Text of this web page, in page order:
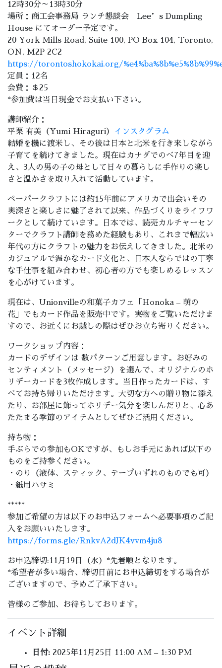
12時30分～13時30分
場所：商工会事務局 ランチ懇談会 Lee’s Dumpling
House にてオーダー予定です。
20 York Mills Road, Suite 100, PO Box 104, Toronto,
ON, M2P 2C2
https://torontoshokokai.org/
定員：12名
会費：＄25
*参加費は当日現金でお支払い下さい。
講師紹介：
平栗 有美（Yumi Hiraguri）
インスタグラム
結婚を機に渡米し、その後は日本と北米を行き来しながら
子育てを続けてきました。現在はカナダでのべ7年目を迎
え、3人の男の子の母として日々の暮らしに手作りの楽し
さと温かさを取り入れて活動しています。
ペーパークラフトには約15年前にアメリカで出会いその
奥深さと楽しさに魅了されて以来、作品づくりをライフワ
ークとして続けています。日本では、読売カルチャーセン
ターでクラフト講師を務めた経験もあり、これまで幅広い
年代の方にクラフトの魅力をお伝えしてきました。北米の
カジュアルで温かなカード文化と、日本人ならではの丁寧
な手仕事を組み合わせ、初心者の方でも楽しめるレッスン
を心がけています。
現在は、Unionvilleの和菓子カフェ「Honoka – 萌の
花」でもカード作品を販売中です。実物をご覧いただけま
すので、お近くにお越しの際はぜひお立ち寄りください。
ワークショップ内容：
カードのデザインは 数パターンご用意します。お好みの
センティメント（メッセージ）を選んで、オリジナルのホ
リデーカードを3枚作成します。当日作ったカードは、す
べてお持ち帰りいただけます。大切な方への贈り物に添え
たり、お部屋に飾ってホリデー気分を楽しんだりと、心あ
たたまる季節のアイテムとしてぜひご活用ください。
持ち物：
手ぶらでの参加もOKですが、もしお手元にあれば以下の
ものをご持参ください。
・のり（液体、スティック、テープいずれのものでも可）
・紙用ハサミ
*****
参加ご希望の方は以下のお申込フォームへ必要事項のご記
入をお願いいたします。
https://forms.gle/RnkvA2dJK4vvm4ju8
お申込締切:11月19日（水）*先着順となります。
*希望者が多い場合、締切日前にお申込締切をする場合が
ございますので、予めご了承下さい。
皆様のご参加、お待ちしております。
イベント詳細
日付: 2025年11月25日 11:00 AM – 1:30 PM